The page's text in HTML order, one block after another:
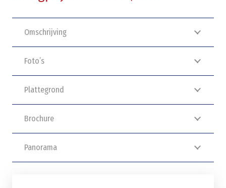
Omschrijving
Foto’s
Plattegrond
Brochure
Panorama